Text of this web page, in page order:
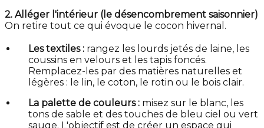
2. Alléger l'intérieur (le désencombrement saisonnier)
On retire tout ce qui évoque le cocon hivernal.
Les textiles : rangez les lourds jetés de laine, les
coussins en velours et les tapis foncés.
Remplacez-les par des matières naturelles et
légères : le lin, le coton, le rotin ou le bois clair.
La palette de couleurs : misez sur le blanc, les
tons de sable et des touches de bleu ciel ou vert
sauge. L'objectif est de créer un espace qui